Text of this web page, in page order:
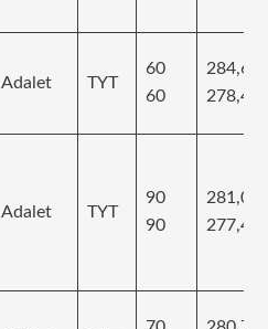
Adalet TYT
60
60
Adalet TYT
90
90